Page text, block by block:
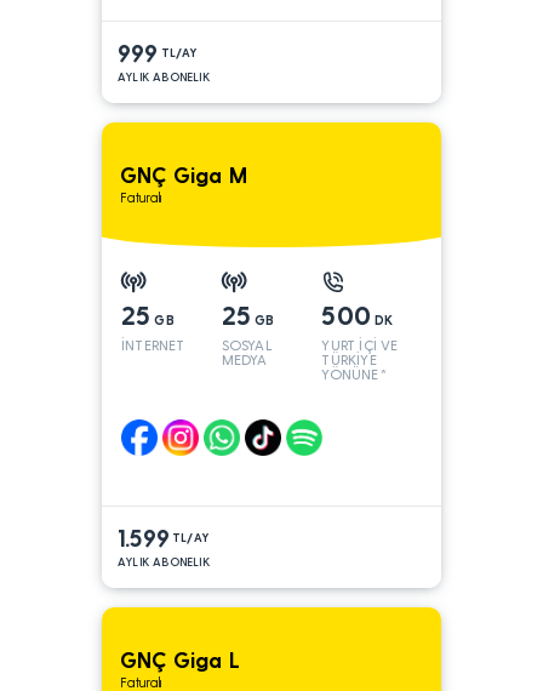
999 TL/AY
AYLIK ABONELIK
GNÇ Giga M
Faturalı
25 GB
İNTERNET
25 GB
SOSYAL
MEDYA
500 DK
YURT İÇİ VE
TÜRKİYE
YÖNÜNE*
1.599 TL/AY
AYLIK ABONELIK
GNÇ Giga L
Faturalı